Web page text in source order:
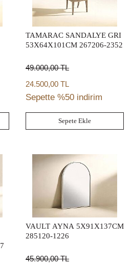
TAMARAC SANDALYE GRI
53X64X101CM 267206-2352
49.000,00TL
24.500,00 TL
Sepette %50 indirim
Sepete Ekle
VAULT AYNA 5X91X137CM
285120-1226
45.900,00TL